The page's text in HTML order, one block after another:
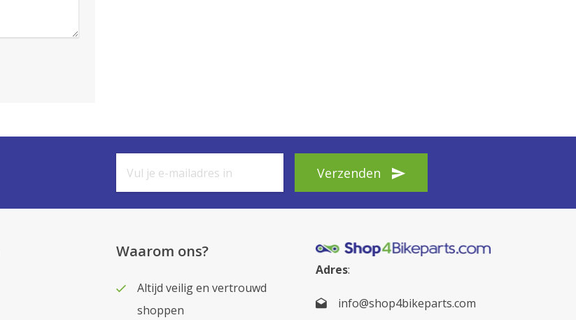
Verzenden
Waarom ons?
Altijd veilig en vertrouwd
shoppen
Adres:
info@shop4bikeparts.com